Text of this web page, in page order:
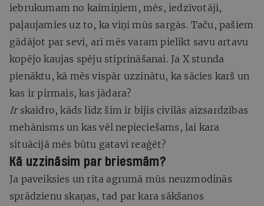
iebrukumam no kaimiņiem, mēs, iedzīvotāji,
paļaujamies uz to, ka viņi mūs sargās. Taču, pašiem
gādājot par sevi, arī mēs varam pielikt savu artavu
kopējo kaujas spēju stiprināšanai. Ja X stunda
pienāktu, kā mēs vispār uzzinātu, ka sācies karš un
kas ir pirmais, kas jādara?
Irskaidro, kāds līdz šim ir bijis civilās aizsardzības
mehānisms un kas vēl nepieciešams, lai kara
situācijā mēs būtu gatavi reaģēt?
Kā uzzināsim par briesmām?
Ja paveiksies un rīta agrumā mūs neuzmodinās
sprādzienu skaņas, tad par kara sākšanos